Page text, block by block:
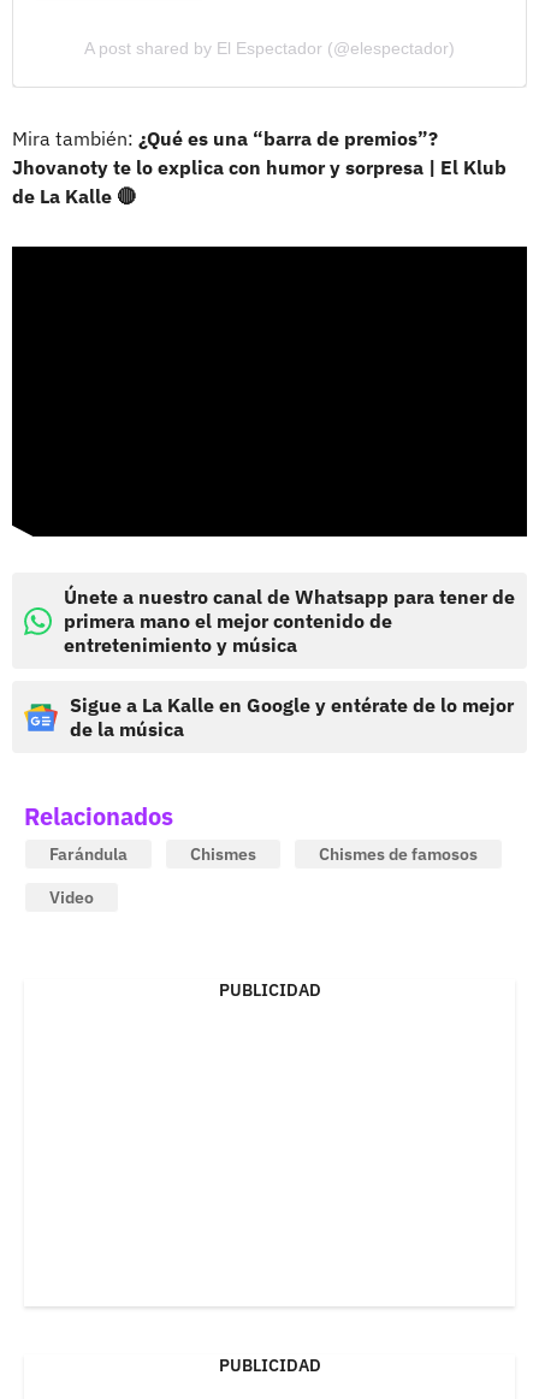
A post shared by El Espectador (@elespectador)
Mira también: ¿Qué es una “barra de premios”?
Jhovanoty te lo explica con humor y sorpresa | El Klub
de La Kalle 🔴
Únete a nuestro canal de Whatsapp para tener de
primera mano el mejor contenido de
entretenimiento y música
Sigue a La Kalle en Google y entérate de lo mejor
de la música
Relacionados
Farándula Chismes
Chismes de famosos
Video
PUBLICIDAD
PUBLICIDAD